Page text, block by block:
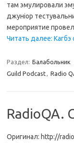
там эмулировали
джуніор
мероприятие
Читать далее: Кагбэ
Раздел: Балабольник
Guild Podcast, Radio
RadioQA.
Оригинал: http://